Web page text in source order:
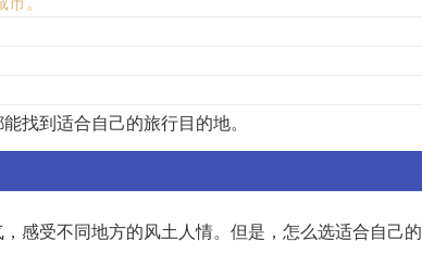
找到适合自己的旅行目的地。
感受不同地方的风土人情。但是，怎么选适合自己的